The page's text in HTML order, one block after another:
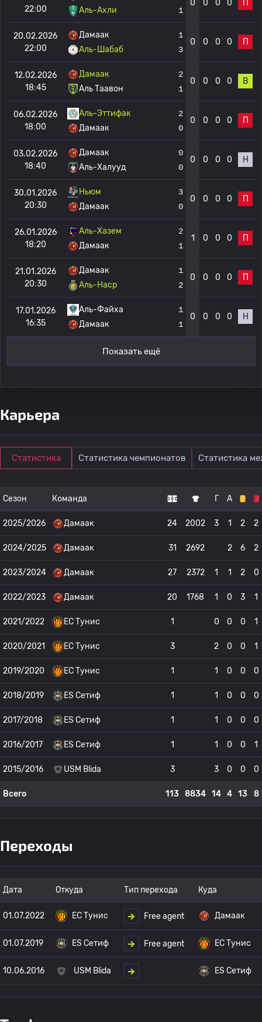
22:00
Аль-Ахли
1
0 0 0 0 П
20.02.2026
22:00
Дамаак
Аль-Шабаб
1
3
0 0 0 0 П
12.02.2026
18:45
Дамаак
Аль Таавон
2
1
0 0 0 0 В
06.02.2026
18:00
Аль-Эттифак
Дамаак
2
0
0 0 0 0 П
03.02.2026
18:40
Дамаак
Аль-Халууд
0
0
0 0 0 0 Н
30.01.2026
20:30
Ньюм
Дамаак
3
0
0 0 0 0 П
26.01.2026
18:20
Аль-Хазем
Дамаак
2
1
1 0 0 0 П
21.01.2026
20:30
Дамаак
Аль-Наср
1
2
0 0 0 0 П
17.01.2026
16:35
Аль-Файха
Дамаак
1
1
0 0 0 0 Н
Показать ещё
Карьера
Статистика Статистика чемпионатов Статистика
Сезон Команда Г А
2025/2026 Дамаак 24 2002 3 1 2 2
2024/2025 Дамаак 31 2692 2 6 2
2023/2024 Дамаак 27 2372 1 1 2 0
2022/2023 Дамаак 20 1768 1 0 3 1
2021/2022 ЕС Тунис 1 0 0 0 1
2020/2021 ЕС Тунис 3 2 0 0 1
2019/2020 ЕС Тунис 1 1 0 0 0
2018/2019 ES Сетиф 1 1 0 0 0
2017/2018 ES Сетиф 1 1 0 0 0
2016/2017 ES Сетиф 1 1 0 0 1
2015/2016 USM Blida 3 3 0 0 0
Всего 113 8834 14 4 13 8
Переходы
Дата Откуда Тип перехода Куда
01.07.2022 ЕС Тунис Free agent Дамаак
01.07.2019 ES Сетиф Free agent ЕС Тунис
10.06.2016 USM Blida ES Сетиф